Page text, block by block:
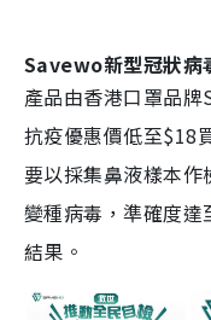
Savewo新型冠狀病
產品由香港口罩品牌
抗疫優惠價低至$18
要以採集鼻液樣本
變種病毒，準確度
結果。